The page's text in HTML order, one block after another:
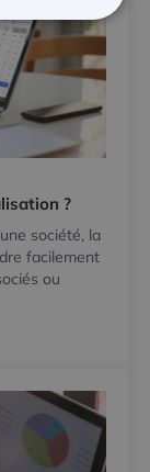
?
société, la
facilement
ou